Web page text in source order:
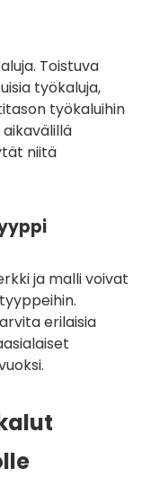
Toistuva
työkaluja,
työkaluihin
niitä
ja malli voivat
erilaisia